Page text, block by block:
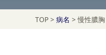
TOP > 病名 >慢性膿胸